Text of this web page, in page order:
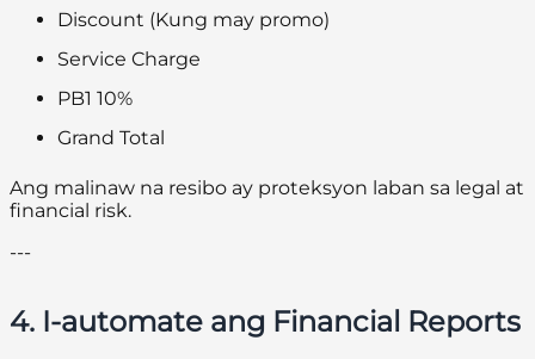
Discount (Kung may promo)
Service Charge
PB1 10%
Grand Total
Ang malinaw na resibo ay proteksyon laban sa legal at
financial risk.
---
4. I-automate ang Financial Reports